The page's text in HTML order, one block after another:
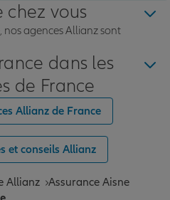
vous
nos agences Allianz sont
dans les
de France
Allianz de France
et conseils Allianz
Allianz Assurance Aisne